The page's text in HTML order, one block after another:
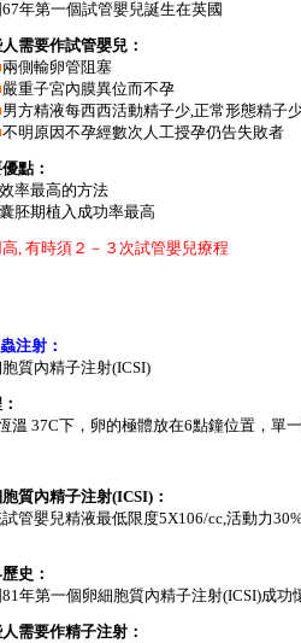
67年第一個試管嬰兒誕生在英國
需要作試管嬰兒：
兩側輸卵管阻塞
嚴重子宮內膜異位而不孕
男方精液每西西活動精子少,正常形態精子
不明原因不孕經數次人工授孕仍告失敗者
點：
效率最高的方法
囊胚期植入成功率最高
, 有時須２－３次試管嬰兒療程
注射：
質內精子注射(ICSI)
溫 37C下，卵的極體放在6點鐘位置，單
質內精子注射(ICSI)：
管嬰兒精液最低限度5X106/cc,活動力
史：
81年第一個卵細胞質內精子注射(ICSI)成功
需要作精子注射：